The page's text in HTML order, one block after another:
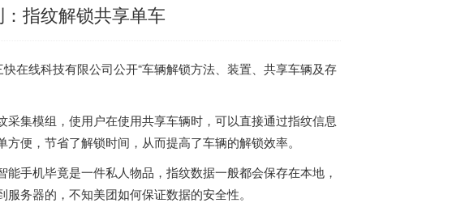
指纹解锁共享单车
在线科技有限公司公开“车辆解锁方法、装置、共享车辆及存
集模组， 使用户在使用共享车辆时，可以直接通过指纹信息
方便，节省了解锁时间，从而提高了车辆的解锁效率。
手机毕竟是一件私人物品，指纹数据一般都会保存在本地，
务器的，不知美团如何保证数据的安全性。